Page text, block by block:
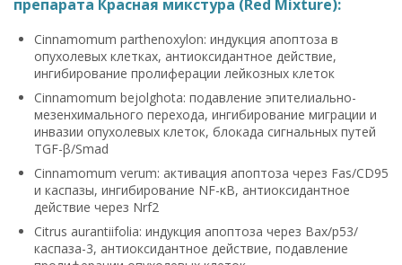
препарата Красная микстура (Red Mixture):
Cinnamomum parthenoxylon: индукция апоптоза в
опухолевых клетках, антиоксидантное действие,
ингибирование пролиферации лейкозных клеток
Cinnamomum bejolghota: подавление эпителиально-
мезенхимального перехода, ингибирование миграции и
инвазии опухолевых клеток, блокада сигнальных путей
TGF-β/Smad
Cinnamomum verum: активация апоптоза через Fas/CD95
и каспазы, ингибирование NF-κB, антиоксидантное
действие через Nrf2
Citrus aurantiifolia: индукция апоптоза через Bax/p53/
каспаза-3, антиоксидантное действие, подавление